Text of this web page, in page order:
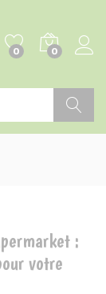
0 0
:
votre